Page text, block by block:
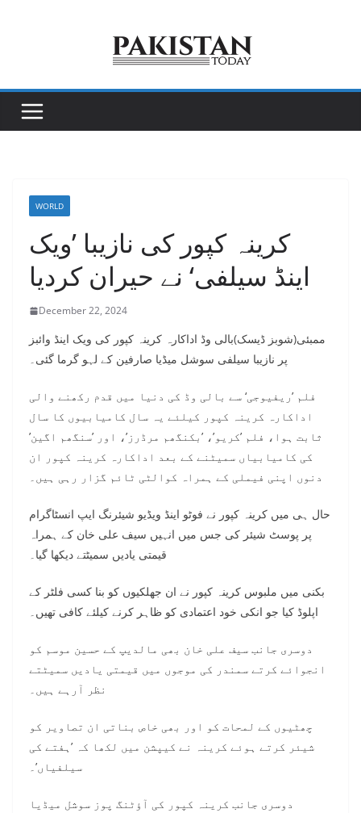
WORLD
کرینہ کپور کی نازیبا ’ویک
اینڈ سیلفی‘ نے حیران کردیا
December 22, 2024
ممبئی(شوبز ڈیسک)بالی وڈ اداکارہ کرینہ کپور کی ویک اینڈ وائبز
پر نازیبا سیلفی سوشل میڈیا صارفین کے لہو گرما گئی۔
فلم ’ریفیوجی‘ سے بالی وڈ کی دنیا میں قدم رکھنے والی
اداکارہ کرینہ کپور کیلئے یہ سال کامیابیوں کا سال
ثابت ہوا، فلم ’کریو’، ’بکنگھم مرڈرز’، اور ’سنگھم اگین’
کی کامیابیاں سمیٹنے کے بعد اداکارہ کرینہ کپور ان
دنوں اپنی فیملی کے ہمراہ کوالٹی ٹائم گزار رہی ہیں۔
حال ہی میں کرینہ کپور نے فوٹو اینڈ ویڈیو شیئرنگ ایپ انسٹاگرام
پر پوسٹ شیئر کی جس میں انہیں سیف علی خان کے ہمراہ
قیمتی یادیں سمیٹتے دیکھا گیا۔
بکنی میں ملبوس کرینہ کپور نے ان جھلکیوں کو بنا کسی فلٹر کے
اپلوڈ کیا جو انکی خود اعتمادی کو ظاہر کرنے کیلئے کافی تھیں۔
دوسری جانب سیف علی خان بھی مالدیپ کے حسین موسم کو
انجوائے کرتے سمندر کی موجوں میں قیمتی یادیں سمیٹتے
نظر آرہے ہیں۔
چھٹیوں کے لمحات کو اور بھی خاص بناتی ان تصاویر کو
شیئر کرتے ہوئے کرینہ نے کیپشن میں لکھا کہ ’ہفتے کی
سیلفیاں’۔
دوسری جانب کرینہ کپور کی آؤٹنگ پوز سوشل میڈیا